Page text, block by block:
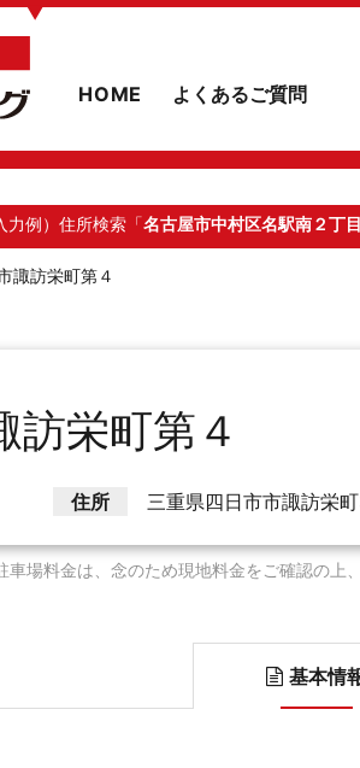
▼
HOME よくあるご質問
力例）住所検索「名古屋市中村区名駅南２丁目
諏訪栄町第４
訪栄町第４
住所 三重県四日市市諏訪栄
場料金は、念のため現地料金をご確認の上
基本情